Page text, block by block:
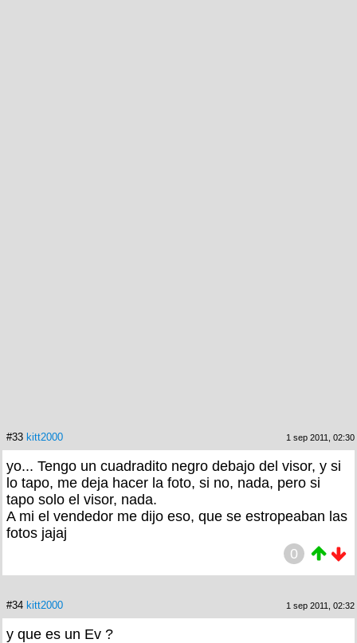
#33 kitt2000 1 sep 2011, 02:30
yo... Tengo un cuadradito negro debajo del visor, y si
lo tapo, me deja hacer la foto, si no, nada, pero si
tapo solo el visor, nada.
A mi el vendedor me dijo eso, que se estropeaban las
fotos jajaj
0
#34 kitt2000 1 sep 2011, 02:32
y que es un Ev ?